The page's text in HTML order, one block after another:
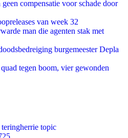
compensatie voor schade door
van week 32
man die agenten stak met
burgemeester Depla
tegen boom, vier gewonden
topic